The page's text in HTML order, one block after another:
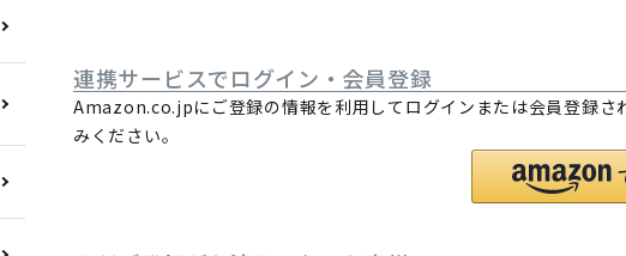
連携サービスでログイン・会員登録
Amazon.co.jpにご登録の情報を利用してログインまたは会員登録
みください。